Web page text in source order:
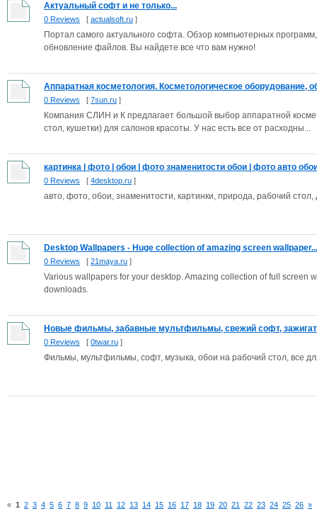
Актуальный софт и не только...
0 Reviews [ actualsoft.ru ]
Портал самого актуального софта. Обзор компьютерных
обновление файлов. Вы найдете все что вам нужно!
Аппаратная косметология. Косметологическое оборудование,
0 Reviews [ 7sun.ru ]
Компания СЛИН и К предлагает большой выбор аппаратной
стол, кушетки) для салонов красоты. У нас есть все от расходны...
картинка | фото | обои | фото знаменитости обои | фото авто
0 Reviews [ 4desktop.ru ]
авто, фото, обои, знаменитости, картинки, природа, рабочий стол,
Desktop Wallpapers - Huge collection of amazing screen wallpaper...
0 Reviews [ 21maya.ru ]
Various wallpapers for your desktop. Amazing collection of full screen
downloads.
Новые фильмы, забавные мультфильмы, свежий софт,
0 Reviews [ 0twar.ru ]
Фильмы, мультфильмы, софт, музыка, обои на рабочий стол, все
« 1 2 3 4 5 6 7 8 9 10 11 12 13 14 15 16 17 18 19 20 21 22 23 24 25 26 »